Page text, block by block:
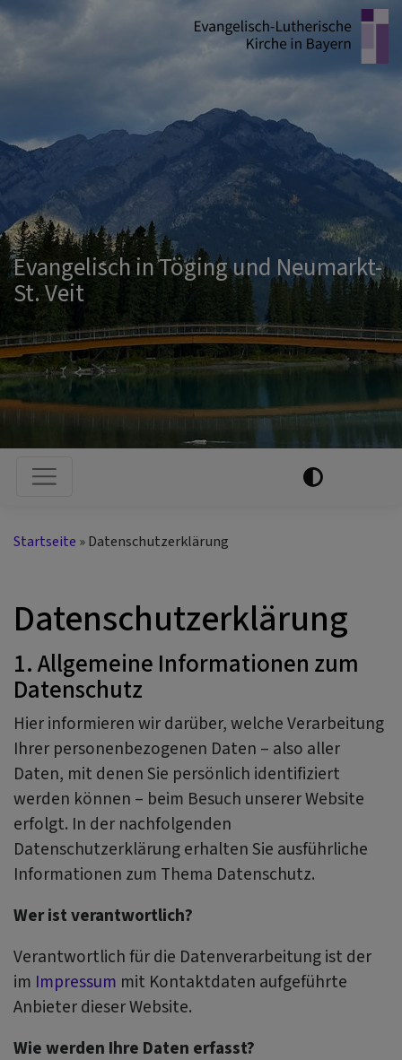
Direkt
Evangelisch in Töging und Neumarkt-
St. Veit
Hauptnavigation
Startseite Datenschutzerklärung
Datenschutzerklärung
1. Allgemeine Informationen zum
Datenschutz
Hier informieren wir darüber, welche Verarbeitung
Ihrer personenbezogenen Daten – also aller
Daten, mit denen Sie persönlich identifiziert
werden können – beim Besuch unserer Website
erfolgt. In der nachfolgenden
Datenschutzerklärung erhalten Sie ausführliche
Informationen zum Thema Datenschutz.
Wer ist verantwortlich?
Verantwortlich für die Datenverarbeitung ist der
im Impressum mit Kontaktdaten aufgeführte
Anbieter dieser Website.
Wie werden Ihre Daten erfasst?